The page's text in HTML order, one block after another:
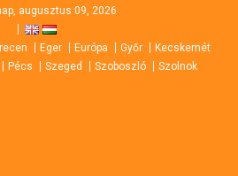
augusztus 09, 2026
Eger Európa Győr
Kecskemét
Pécs Szeged Szoboszló Szolnok